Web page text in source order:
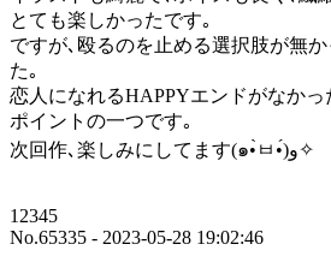
とても楽しかったです｡
ですが､殴るのを止める選択肢が無
た｡
恋人になれるHAPPYエンドがなか
ポイントの一つです｡
次回作､楽しみにしてます(๑•̀ㅂ•́)و✧
12345
No.65335 - 2023-05-28 19:02:46